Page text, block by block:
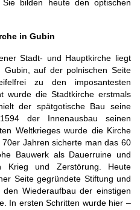
bilden heute den optischen
in Gubin
Stadt- und Hauptkirche liegt
auf der polnischen Seite
zu den imposantesten
wurde die Stadtkirche erstmals
der spätgotische Bau seine
der Innenausbau seinen
Weltkrieges wurde die Kirche
Jahren sicherte man das 60
Bauwerk als Dauerruine und
Krieg und Zerstörung. Heute
Seite gegründete Stiftung und
Wiederaufbau der einstigen
In ersten Schritten wurde hier –